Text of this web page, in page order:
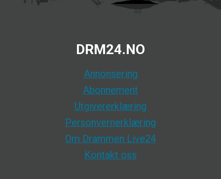
DRM24.NO
Annonsering
Abonnement
Utgivererklæring
Personvernerklæring
Om Drammen Live24
Kontakt oss